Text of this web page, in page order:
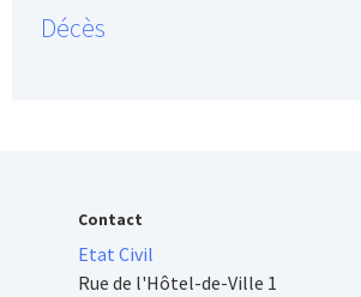
Décès
Contact
Etat Civil
Rue de l'Hôtel-de-Ville 1